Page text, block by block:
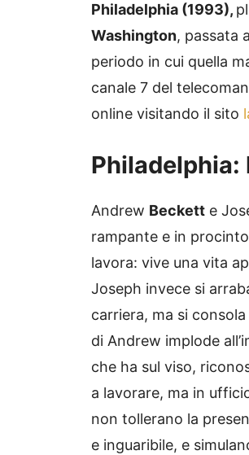
Philadelphia (1993),
Washington, passata
periodo in cui quella
canale 7 del
online visitando il sito
Philadelphia:
Andrew Beckett e
rampante e in
lavora: vive una vita
Joseph invece si
carriera, ma si
di Andrew implode
che ha sul viso,
a lavorare, ma in
non tollerano la
e inguaribile, e